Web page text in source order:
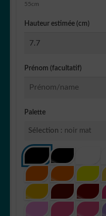
55cm
Hauteur estimée (cm)
Prénom (facultatif)
Palette
Sélection : noir mat